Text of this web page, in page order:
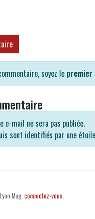
soyez le premier
e-mail ne sera pas publiée.
sont identifiés par une étoile
Mag, connectez-vous